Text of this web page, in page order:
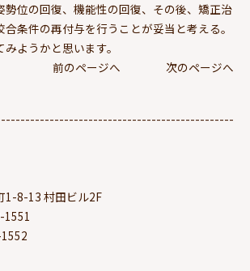
勢位の回復、機能性の回復、その後、矯正治
条件の再付与を行うことが妥当と考える。
ようかと思います。
前のページへ
次のページへ
1-8-13 村田ビル2F
1551